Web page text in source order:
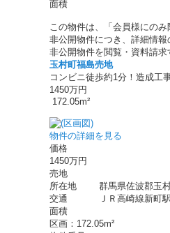
面積
この物件は、「会員様にの
非公開物件につき、詳細情
非公開物件を閲覧・資料請
玉村町福島売地
コンビニ徒歩約1分！造成工
1450万円
172.05m²
物件の詳細を見る
価格
1450万円
売地
所在地
群馬県佐波郡玉
交通
ＪＲ高崎線新町
面積
区画：172.05m²